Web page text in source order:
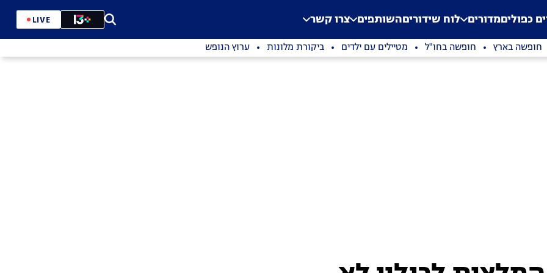
Application error: a
. כפוליםמדורים לוח שידוריםהשותפים צרו קשר LIVE
חופשה בארץ חופשה בחו"ל מטיילים עם ילדים ביקורת מלונות ערוץ הנופש